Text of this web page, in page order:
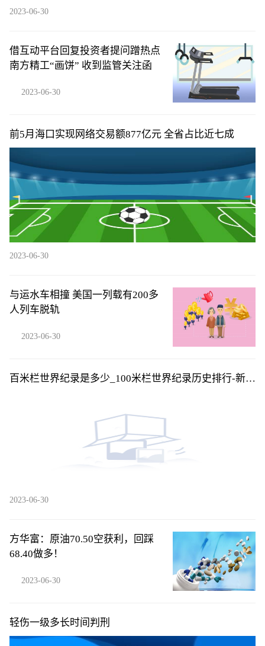
2023-06-30
借互动平台回复投资者提问蹭热点
南方精工“画饼” 收到监管关注函
2023-06-30
​前5月海口实现网络交易额877亿元 全省占比近七成
2023-06-30
与运水车相撞 美国一列载有200多
人列车脱轨
2023-06-30
百米栏世界纪录是多少_100米栏世界纪录历史排行-新资
2023-06-30
方华富：原油70.50空获利，回踩
68.40做多！
2023-06-30
轻伤一级多长时间判刑